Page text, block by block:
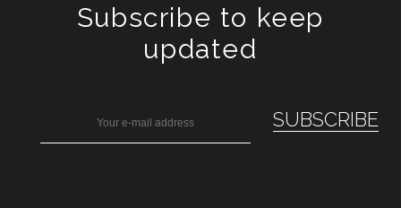
Subscribe to keep
updated